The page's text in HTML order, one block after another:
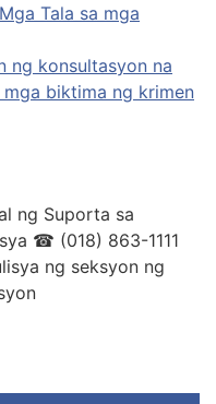
Tala sa mga
ng konsultasyon na
biktima ng krimen
ng Suporta sa
☎ (018) 863-1111
ng seksyon ng